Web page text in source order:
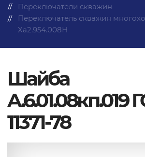
Переключатели скважин
Переключатель скважин
Ха2.954.008Н
Шайба
A.6.01.08кп.019
11371-78